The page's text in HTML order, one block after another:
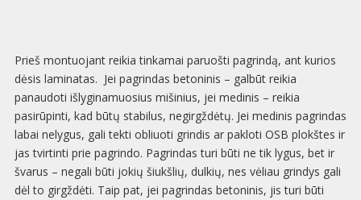
Prieš montuojant reikia tinkamai paruošti pagrindą, ant kurios
dėsis laminatas. Jei pagrindas betoninis – galbūt reikia
panaudoti išlyginamuosius mišinius, jei medinis – reikia
pasirūpinti, kad būtų stabilus, negirgždėtų. Jei medinis pagrindas
labai nelygus, gali tekti obliuoti grindis ar pakloti OSB plokštes ir
jas tvirtinti prie pagrindo. Pagrindas turi būti ne tik lygus, bet ir
švarus – negali būti jokių šiukšlių, dulkių, nes vėliau grindys gali
dėl to girgždėti. Taip pat, jei pagrindas betoninis, jis turi būti